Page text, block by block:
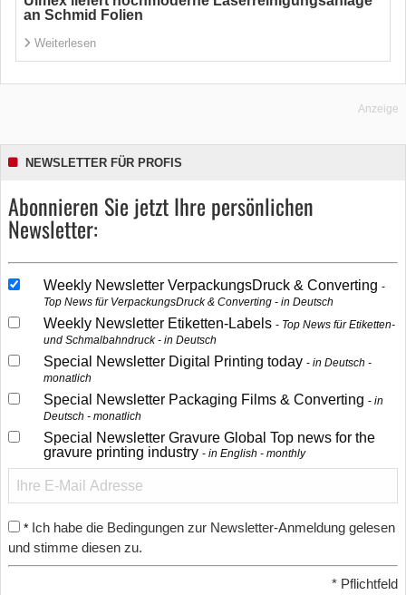
an Schmid Folien
Weiterlesen
Anzeige
NEWSLETTER FÜR PROFIS
Abonnieren Sie jetzt Ihre persönlichen
Newsletter:
Weekly Newsletter VerpackungsDruck & Converting
Top News für VerpackungsDruck & Converting - in Deutsch
Weekly Newsletter Etiketten-Labels
Top News für Etiketten-
und Schmalbahndruck - in Deutsch
Special Newsletter Digital Printing today
in Deutsch -
monatlich
Special Newsletter Packaging Films & Converting
in
Deutsch - monatlich
Special Newsletter Gravure Global Top news for the
gravure printing industry
in English - monthly
* Ich habe die Bedingungen zur Newsletter-Anmeldung gelesen
und stimme diesen zu.
* Pflichtfeld